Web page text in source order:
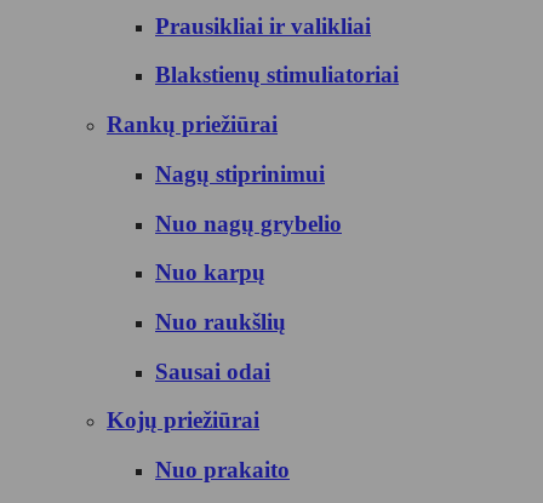
Prausikliai ir valikliai
Blakstienų stimuliatoriai
Rankų priežiūrai
Nagų stiprinimui
Nuo nagų grybelio
Nuo karpų
Nuo raukšlių
Sausai odai
Kojų priežiūrai
Nuo prakaito